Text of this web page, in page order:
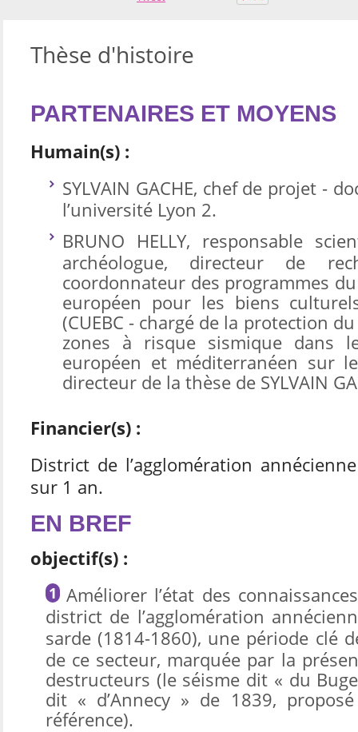
Thèse d'histoire
PARTENAIRES ET MOYENS
Humain(s) :
SYLVAIN GACHE, chef de projet -
l’université Lyon 2.
BRUNO HELLY, responsable
archéologue, directeur de
coordonnateur des programmes
européen pour les biens
(CUEBC - chargé de la protection
zones à risque sismique dans
européen et méditerranéen sur
directeur de la thèse de SYLVAIN
Financier(s) :
District de l’agglomération
sur 1 an.
EN BREF
objectif(s) :
Améliorer l’état des
district de l’agglomération
sarde (1814-1860), une période clé
de ce secteur, marquée par la
destructeurs (le séisme dit « du
dit « d’Annecy » de 1839,
référence).